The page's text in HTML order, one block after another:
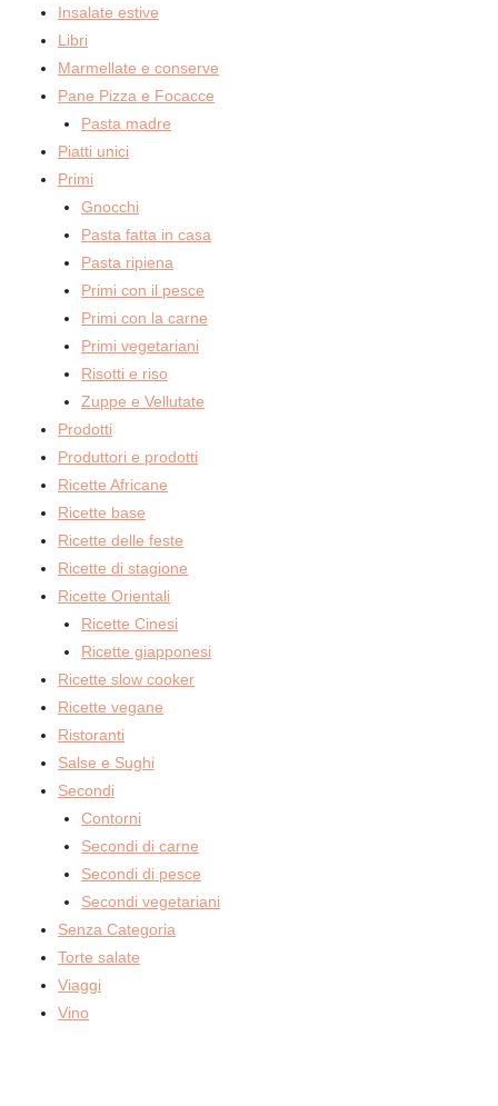
Insalate estive
Libri
Marmellate e conserve
Pane Pizza e Focacce
Pasta madre
Piatti unici
Primi
Gnocchi
Pasta fatta in casa
Pasta ripiena
Primi con il pesce
Primi con la carne
Primi vegetariani
Risotti e riso
Zuppe e Vellutate
Prodotti
Produttori e prodotti
Ricette Africane
Ricette base
Ricette delle feste
Ricette di stagione
Ricette Orientali
Ricette Cinesi
Ricette giapponesi
Ricette slow cooker
Ricette vegane
Ristoranti
Salse e Sughi
Secondi
Contorni
Secondi di carne
Secondi di pesce
Secondi vegetariani
Senza Categoria
Torte salate
Viaggi
Vino